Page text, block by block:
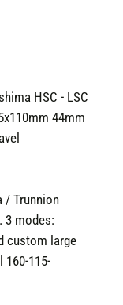
HSC - LSC
44mm
/ Trunnion
3 modes:
custom large
160-115-